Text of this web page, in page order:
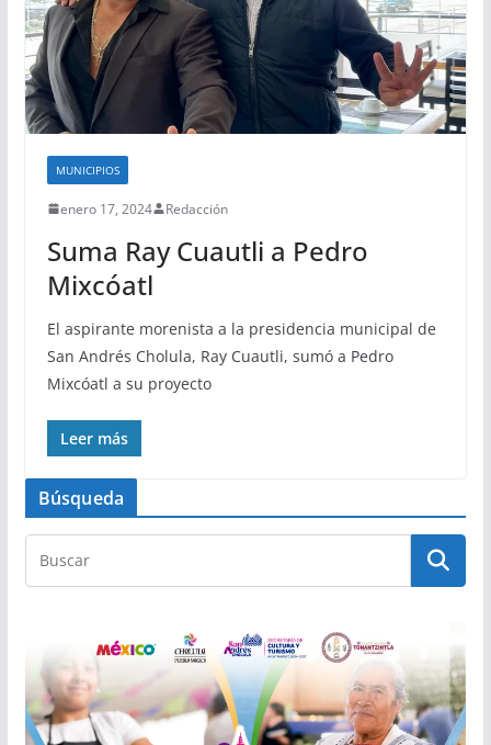
MUNICIPIOS
enero 17, 2024 Redacción
Suma Ray Cuautli a Pedro
Mixcóatl
El aspirante morenista a la presidencia municipal de
San Andrés Cholula, Ray Cuautli, sumó a Pedro
Mixcóatl a su proyecto
Leer más
Búsqueda